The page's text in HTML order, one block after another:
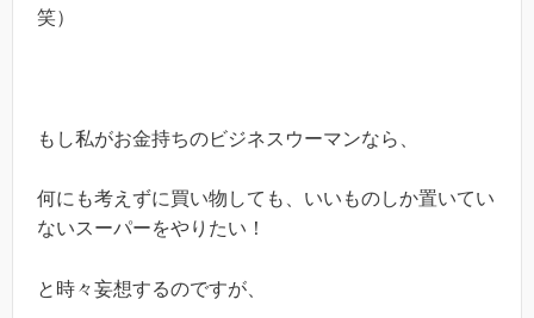
笑）
もし私がお金持ちのビジネスウーマンなら、
何にも考えずに買い物しても、いいものしか置いてい
ないスーパーをやりたい！
と時々妄想するのですが、